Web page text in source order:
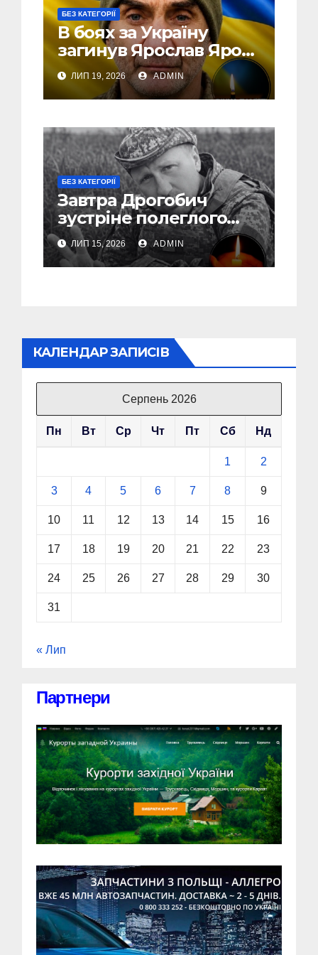
БЕЗ КАТЕГОРІЇ
В боях за Україну
загинув Ярослав Ярош
з Борислава
ЛИП 19, 2026 ADMIN
БЕЗ КАТЕГОРІЇ
Завтра Дрогобич
зустріне полеглого
захисника Романа
Міштурака
ЛИП 15, 2026 ADMIN
КАЛЕНДАР ЗАПИСІВ
Серпень 2026
Пн Вт Ср Чт Пт Сб Нд
1 2
3 4 5 6 7 8 9
10 11 12 13 14 15 16
17 18 19 20 21 22 23
24 25 26 27 28 29 30
31
« Лип
Партнери